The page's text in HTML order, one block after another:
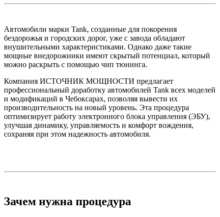
Автомобили марки Tank, созданные для покорения
бездорожья и городских дорог, уже с завода обладают
внушительными характеристиками. Однако даже такие
мощные внедорожники имеют скрытый потенциал, который
можно раскрыть с помощью чип тюнинга.
Компания ИСТОЧНИК МОЩНОСТИ предлагает
профессиональный доработку автомобилей Tank всех моделей
и модификаций в Чебоксарах, позволяя вывести их
производительность на новый уровень. Эта процедура
оптимизирует работу электронного блока управления (ЭБУ),
улучшая динамику, управляемость и комфорт вождения,
сохраняя при этом надежность автомобиля.
Зачем нужна процедура